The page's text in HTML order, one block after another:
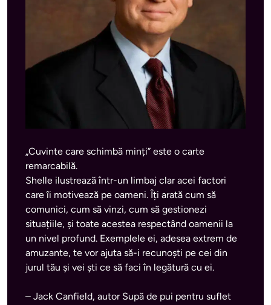
„Cuvinte care schimbă minți” este o carte
remarcabilă.
Shelle ilustrează într-un limbaj clar acei factori
care îi motivează pe oameni. Îți arată cum să
comunici, cum să vinzi, cum să gestionezi
situațiile, și toate acestea respectând oamenii la
un nivel profund. Exemplele ei, adesea extrem de
amuzante, te vor ajuta să-i recunoști pe cei din
jurul tău și vei ști ce să faci în legătură cu ei.
– Jack Canfield, autor Supă de pui pentru suflet